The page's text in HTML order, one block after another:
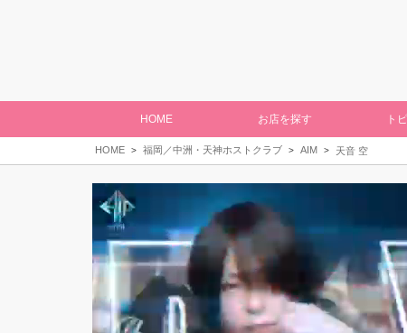
HOME お店を探す ト
HOME 福岡／中洲・天神ホストクラブ AIM 天音 空